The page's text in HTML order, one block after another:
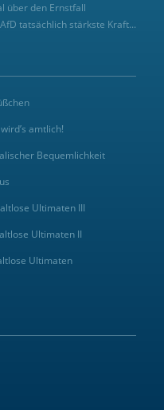
über den Ernstfall
tatsächlich stärkste Kraft...
amtlich!
Bequemlichkeit
Ultimaten III
Ultimaten II
Ultimaten